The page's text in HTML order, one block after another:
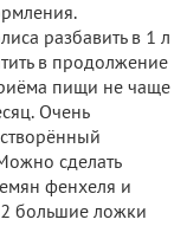
разбавить в 1 л
в продолжение
пищи не чаще
Очень
сделать
фенхеля и
большие ложки